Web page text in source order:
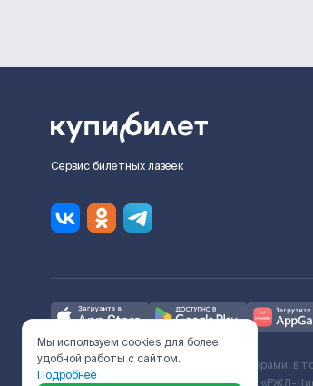
Сервис билетных лазеек
Ж/Д билеты предоставляются партнёрами, в
Мы используем cookies для более
удобной работы с сайтом.
Подробнее